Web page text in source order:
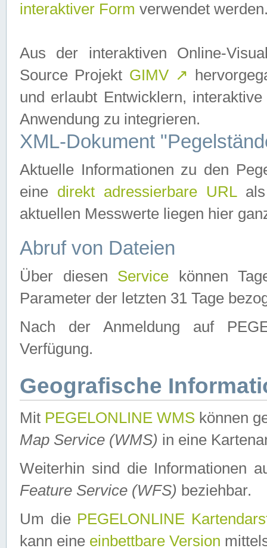
interaktiver Form verwendet
Aus der interaktiven Online-
Source Projekt GIMV ↗
und erlaubt Entwicklern,
Anwendung zu integrieren.
XML-Dokument
Aktuelle Informationen zu den
eine direkt adressierbare URLals
aktuellen Messwerte liegen hier
Abruf von Dateien
Über diesen Service können
Parameter der letzten 31 Tage
Nach der Anmeldung auf
Verfügung.
Geografische
Mit PEGELONLINE WMS können
Map Service (WMS) in eine
Weiterhin sind die Informationen
Feature Service (WFS) beziehbar.
Um die PEGELONLINE
kann eine einbettbare Version